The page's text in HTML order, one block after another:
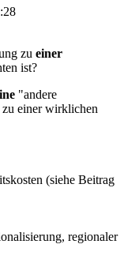
zu einer
ist?
"andere
einer wirklichen
(siehe Beitrag
regionaler